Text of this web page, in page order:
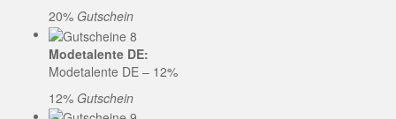
20% Gutschein
Modetalente DE:
Modetalente DE – 12%
12% Gutschein